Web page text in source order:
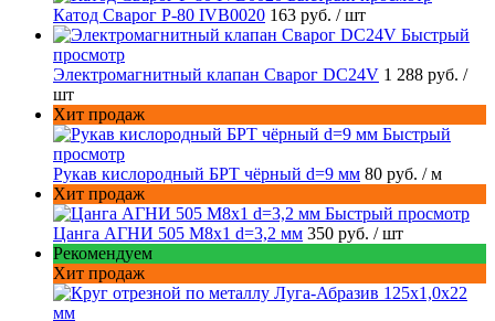
Катод Сварог P-80 IVB0020 163 руб. / шт
Быстрый
просмотр
Электромагнитный клапан Сварог DC24V 1 288 руб. /
шт
Хит продаж
Быстрый
просмотр
Рукав кислородный БРТ чёрный d=9 мм 80 руб. / м
Хит продаж
Быстрый просмотр
Цанга АГНИ 505 М8х1 d=3,2 мм 350 руб. / шт
Рекомендуем
Хит продаж